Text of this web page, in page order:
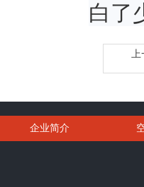
白了
上
企业简介